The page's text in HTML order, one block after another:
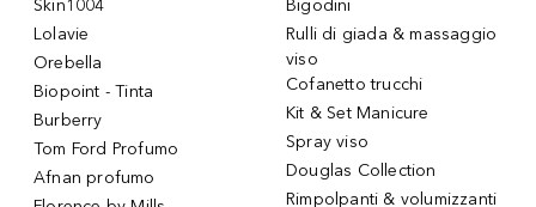
Skin1004
Lolavie
Orebella
Biopoint - Tinta
Burberry
Tom Ford Profumo
Afnan profumo
Bigodini
Rulli di giada & massaggio
viso
Cofanetto trucchi
Kit & Set Manicure
Spray viso
Douglas Collection
Rimpolpanti & volumizzanti